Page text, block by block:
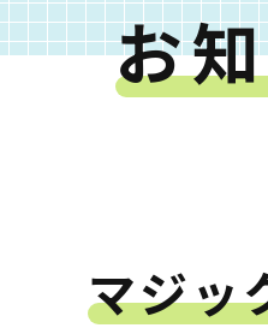
お
マジッ
利用案